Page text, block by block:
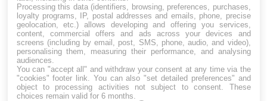
Maladie de Charcot (Sclérose latérale
amyotrophique)
Processing this data (identifiers, browsing, preferences, purchases,
loyalty programs, IP, postal addresses and emails, phone, precise
geolocation, etc.) allows developing and offering you services,
content, commercial offers and ads across your devices and
screens (including by email, post, SMS, phone, audio, and video),
personalising them, measuring their performance, and analysing
audiences.
You can "accept all" and withdraw your consent at any time via the
"cookies" footer link . You can also "set detailed preferences" and
object to processing activities not subject to consent. These
choices remain valid for 6 months.